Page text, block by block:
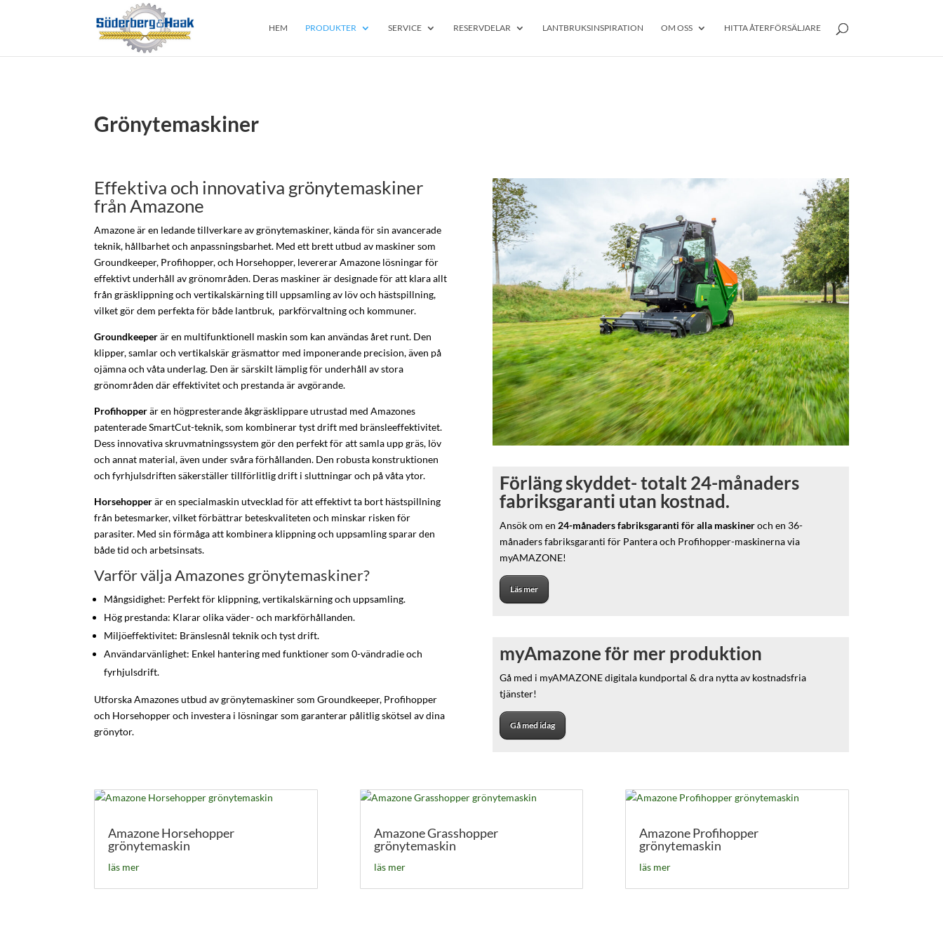
HEM PRODUKTER SERVICE RESERVDELAR LANTBRUKSINSPIRATION OM OSS HITTA ÅTERFÖRSÄLJARE
Grönytemaskiner
Effektiva och innovativa grönytemaskiner
från Amazone
Amazone är en ledande tillverkare av grönytemaskiner, kända för sin avancerade
teknik, hållbarhet och anpassningsbarhet. Med ett brett utbud av maskiner som
Groundkeeper, Profihopper, och Horsehopper, levererar Amazone lösningar för
effektivt underhåll av grönområden. Deras maskiner är designade för att klara allt
från gräsklippning och vertikalskärning till uppsamling av löv och hästspillning,
vilket gör dem perfekta för både lantbruk, parkförvaltning och kommuner.
Groundkeeperär en multifunktionell maskin som kan användas året runt. Den
klipper, samlar och vertikalskär gräsmattor med imponerande precision, även på
ojämna och våta underlag. Den är särskilt lämplig för underhåll av stora
grönområden där effektivitet och prestanda är avgörande.
Profihopperär en högpresterande åkgräsklippare utrustad med Amazones
patenterade SmartCut-teknik, som kombinerar tyst drift med bränsleeffektivitet.
Dess innovativa skruvmatningssystem gör den perfekt för att samla upp gräs, löv
och annat material, även under svåra förhållanden. Den robusta konstruktionen
och fyrhjulsdriften säkerställer tillförlitlig drift i sluttningar och på våta ytor.
Horsehopperär en specialmaskin utvecklad för att effektivt ta bort hästspillning
från betesmarker, vilket förbättrar beteskvaliteten och minskar risken för
parasiter. Med sin förmåga att kombinera klippning och uppsamling sparar den
både tid och arbetsinsats.
Varför välja Amazones grönytemaskiner?
Mångsidighet: Perfekt för klippning, vertikalskärning och uppsamling.
Hög prestanda: Klarar olika väder- och markförhållanden.
Miljöeffektivitet: Bränslesnål teknik och tyst drift.
Användarvänlighet: Enkel hantering med funktioner som 0-vändradie och
fyrhjulsdrift.
Utforska Amazones utbud av grönytemaskiner som Groundkeeper, Profihopper
och Horsehopper och investera i lösningar som garanterar pålitlig skötsel av dina
grönytor.
Förläng skyddet- totalt 24-månaders
fabriksgaranti utan kostnad.
Ansök om en 24-månaders fabriksgaranti för alla maskineroch en 36-
månaders fabriksgaranti för Pantera och Profihopper-maskinerna via
myAMAZONE!
Läs mer
myAmazone för mer produktion
Gå med i myAMAZONE digitala kundportal & dra nytta av kostnadsfria
tjänster!
Gå med idag
Amazone Horsehopper
grönytemaskin
läs mer
Amazone Grasshopper
grönytemaskin
läs mer
Amazone Profihopper
grönytemaskin
läs mer